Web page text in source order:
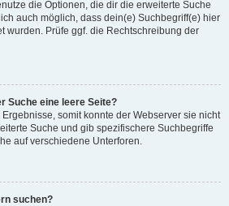
die Optionen, die dir die erweiterte Suche
auch möglich, dass dein(e) Suchbegriff(e) hier
wurden. Prüfe ggf. die Rechtschreibung der
Suche eine leere Seite?
somit konnte der Webserver sie nicht
Suche und gib spezifischere Suchbegriffe
auf verschiedene Unterforen.
suchen?